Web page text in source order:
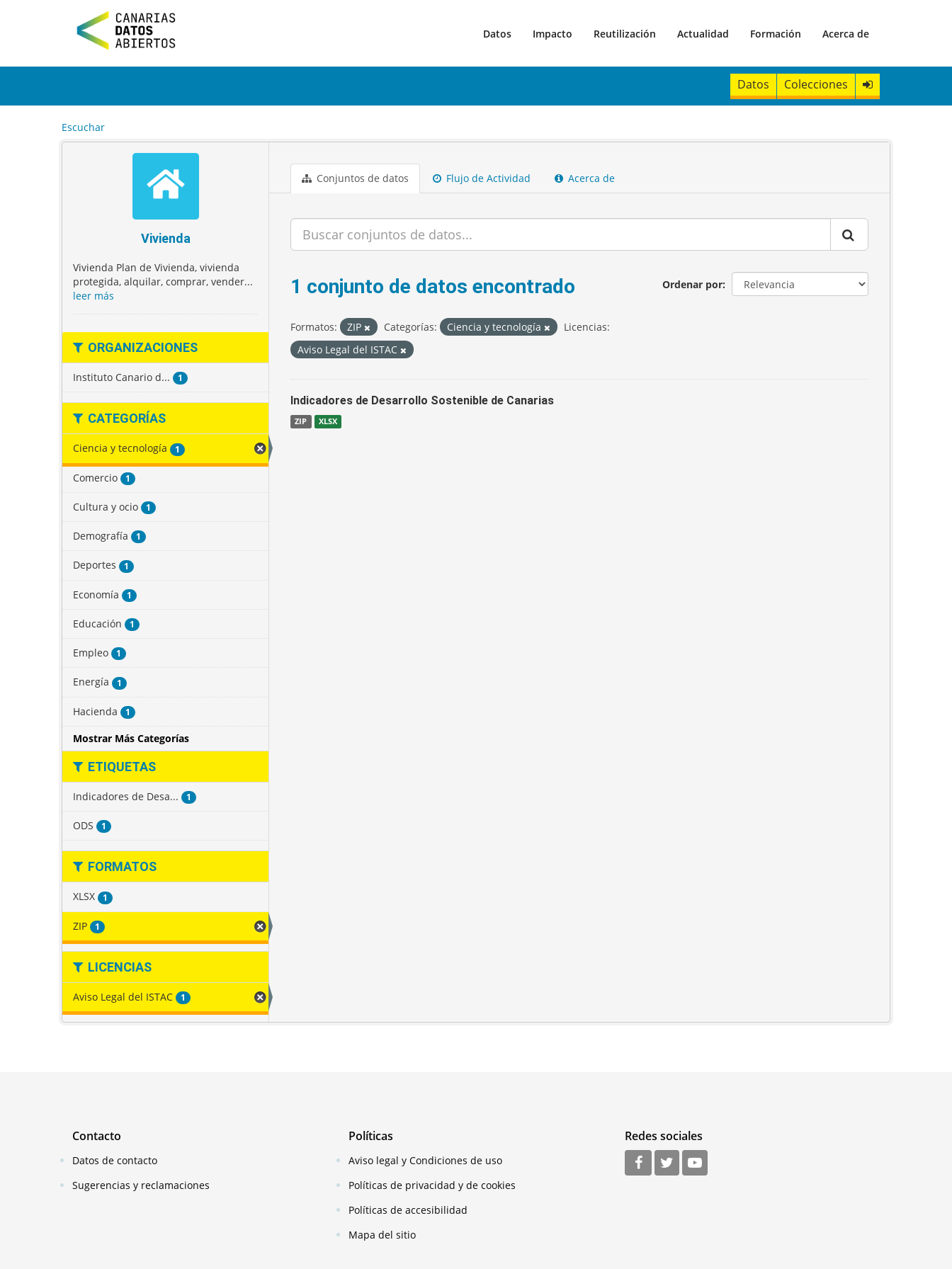
t
Datos Impacto Reutilización Actualidad Formación Acerca de
Datos Colecciones
Escuchar
Vivienda
Vivienda Plan de Vivienda, vivienda
protegida, alquilar, comprar, vender...
leer más
ORGANIZACIONES
Instituto Canario d... 1
CATEGORÍAS
Ciencia y tecnología 1
Comercio 1
Cultura y ocio 1
Demografía 1
Deportes 1
Economía 1
Educación 1
Empleo 1
Energía 1
Hacienda 1
Mostrar Más Categorías
ETIQUETAS
Indicadores de Desa... 1
ODS 1
FORMATOS
XLSX 1
ZIP 1
LICENCIAS
Aviso Legal del ISTAC 1
Conjuntos de datos Flujo de Actividad Acerca de
Ordenar por
1 conjunto de datos encontrado
Formatos: ZIP Categorías: Ciencia y tecnología
Licencias:
Aviso Legal del ISTAC
Indicadores de Desarrollo Sostenible de Canarias
ZIP XLSX
Contacto
Datos de contacto
Sugerencias y reclamaciones
Políticas
Aviso legal y Condiciones de uso
Políticas de privacidad y de cookies
Políticas de accesibilidad
Mapa del sitio
Redes sociales